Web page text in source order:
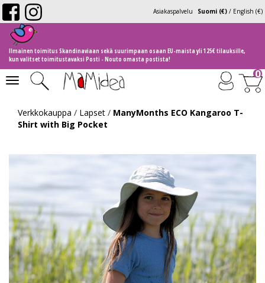
Suomi (€) / English (€)
Asiakaspalvelu
Ilmainen toimitus Skandinaviaan sekä suurimpaan osaan EU-maista yli 125€ tilauksille,
kun valitset toimitustavaksi Posti - Nouto omasta postista!
Toggle
navigation
0
Verkkokauppa / Lapset / ManyMonths ECO Kangaroo T-
Shirt with Big Pocket